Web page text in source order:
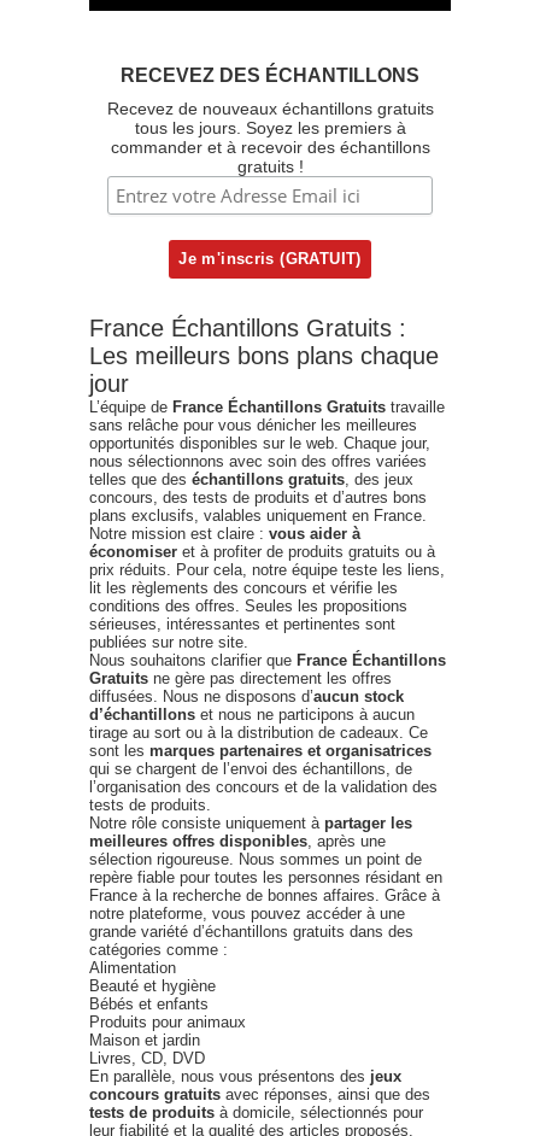
RECEVEZ DES ÉCHANTILLONS
Recevez de nouveaux échantillons gratuits
tous les jours. Soyez les premiers à
commander et à recevoir des échantillons
gratuits !
France Échantillons Gratuits :
Les meilleurs bons plans chaque
jour
L’équipe de France Échantillons Gratuits travaille
sans relâche pour vous dénicher les meilleures
opportunités disponibles sur le web. Chaque jour,
nous sélectionnons avec soin des offres variées
telles que des échantillons gratuits , des jeux
concours, des tests de produits et d’autres bons
plans exclusifs, valables uniquement en France.
Notre mission est claire : vous aider à
économiser et à profiter de produits gratuits ou à
prix réduits. Pour cela, notre équipe teste les liens,
lit les règlements des concours et vérifie les
conditions des offres. Seules les propositions
sérieuses, intéressantes et pertinentes sont
publiées sur notre site.
Nous souhaitons clarifier que France Échantillons
Gratuits ne gère pas directement les offres
diffusées. Nous ne disposons d’aucun stock
d’échantillons et nous ne participons à aucun
tirage au sort ou à la distribution de cadeaux. Ce
sont les marques partenaires et organisatrices
qui se chargent de l’envoi des échantillons, de
l’organisation des concours et de la validation des
tests de produits.
Notre rôle consiste uniquement à partager les
meilleures offres disponibles , après une
sélection rigoureuse. Nous sommes un point de
repère fiable pour toutes les personnes résidant en
France à la recherche de bonnes affaires. Grâce à
notre plateforme, vous pouvez accéder à une
grande variété d’échantillons gratuits dans des
catégories comme :
Alimentation
Beauté et hygiène
Bébés et enfants
Produits pour animaux
Maison et jardin
Livres, CD, DVD
En parallèle, nous vous présentons des jeux
concours gratuits avec réponses, ainsi que des
tests de produits à domicile, sélectionnés pour
leur fiabilité et la qualité des articles proposés.